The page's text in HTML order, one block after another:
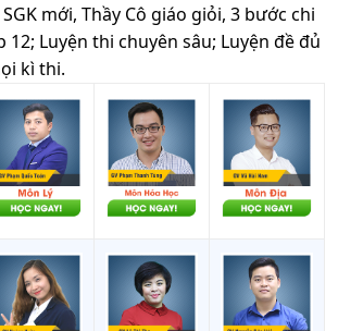
mới, Thầy Cô giáo giỏi, 3 bước chi
Luyện thi chuyên sâu; Luyện đề đủ
kì thi.